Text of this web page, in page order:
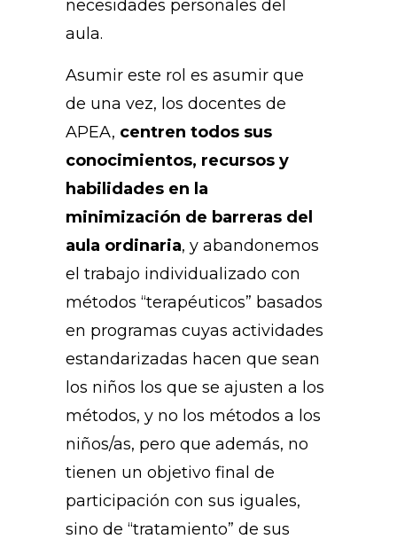
necesidades personales del
aula.
Asumir este rol es asumir que
de una vez, los docentes de
APEA, centren todos sus
conocimientos, recursos y
habilidades en la
minimización de barreras del
aula ordinaria, y abandonemos
el trabajo individualizado con
métodos “terapéuticos” basados
en programas cuyas actividades
estandarizadas hacen que sean
los niños los que se ajusten a los
métodos, y no los métodos a los
niños/as, pero que además, no
tienen un objetivo final de
participación con sus iguales,
sino de “tratamiento” de sus